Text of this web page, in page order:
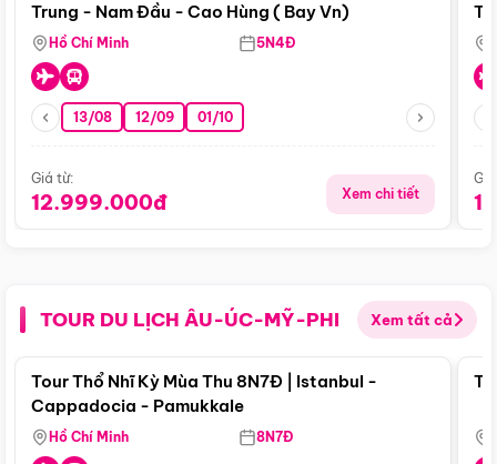
Trung - Nam Đầu - Cao Hùng ( Bay Vn)
Hồ Chí Minh 5N4Đ
13/08 12/09 01/10
Giá từ:
12.999.000đ Xem chi tiết
TOUR DU LỊCH ÂU-ÚC-MỸ-PHI Xem tất cả
Điểm nổi bật
Tour Thổ Nhĩ Kỳ Mùa Thu 8N7Đ | Istanbul -
Cappadocia - Pamukkale
Hồ Chí Minh 8N7Đ